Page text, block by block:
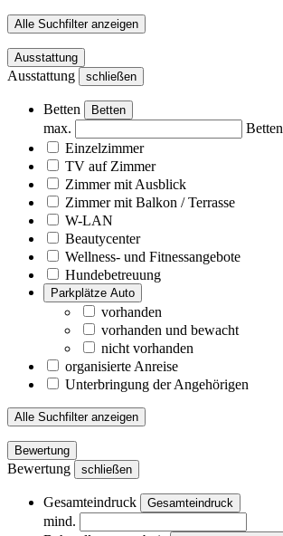
Alle Suchfilter anzeigen
Ausstattung
Ausstattung schließen
Betten Betten
max.
Betten
Einzelzimmer
TV auf Zimmer
Zimmer mit Ausblick
Zimmer mit Balkon / Terrasse
W-LAN
Beautycenter
Wellness- und Fitnessangebote
Hundebetreuung
Parkplätze Auto
vorhanden
vorhanden und bewacht
nicht vorhanden
organisierte Anreise
Unterbringung der Angehörigen
Alle Suchfilter anzeigen
Bewertung
Bewertung schließen
Gesamteindruck Gesamteindruck
mind.